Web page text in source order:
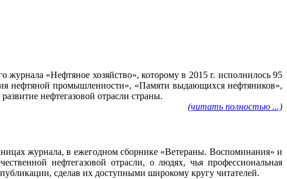
«Нефтяное хозяйство», которому в 2015 г. исполнилось 95
нефтяной промышленности», «Памяти выдающихся нефтяников»,
нефтегазовой отрасли страны.
(читать полностью ...)
журнала, в ежегодном сборнике «Ветераны. Воспоминания» и
нефтегазовой отрасли, о людях, чья профессиональная
сделав их доступными широкому кругу читателей.